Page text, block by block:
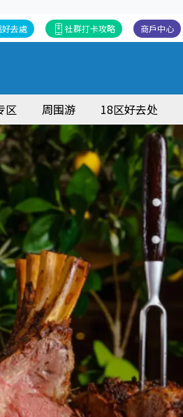
商戶中心
社群打卡攻略
好去處
区 周围游 18区好去处